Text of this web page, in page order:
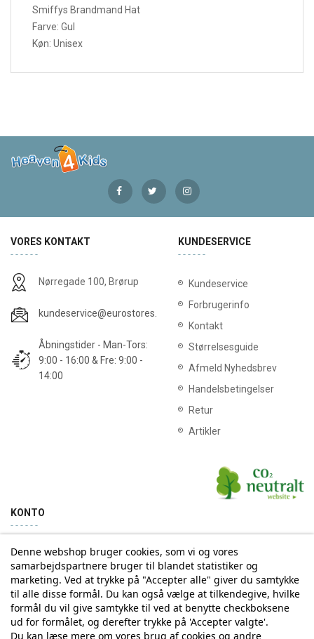
Smiffys Brandmand Hat
Farve: Gul
Køn: Unisex
VORES KONTAKT
Nørregade 100, Brørup
kundeservice@eurostores.dk
Åbningstider - Man-Tors:
9:00 - 16:00 & Fre: 9:00 -
14:00
KUNDESERVICE
Kundeservice
Forbrugerinfo
Kontakt
Størrelsesguide
Afmeld Nyhedsbrev
Handelsbetingelser
Retur
Artikler
KONTO
Min konto Ordrehistorik
Tilmelding til Nyhedsbrev
Vi deler aldrig din email-adresse med tredjepart
Denne webshop bruger cookies, som vi og vores
samarbejdspartnere bruger til blandet statistiker og
marketing. Ved at trykke på "Accepter alle" giver du samtykke
til alle disse formål. Du kan også vælge at tilkendegive, hvilke
formål du vil give samtykke til ved at benytte checkboksene
ud for formålet, og derefter trykke på 'Accepter valgte'.
Du kan læse mere om vores brug af cookies og andre